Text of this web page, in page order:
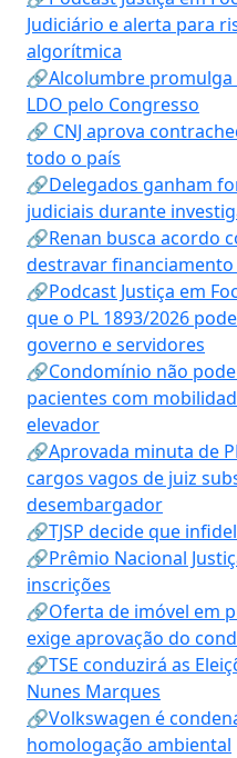
Judiciário e alerta para
algorítmica
🔗Alcolumbre
LDO pelo Congresso
🔗 CNJ aprova
todo o país
🔗Delegados ganham
judiciais durante
🔗Renan busca acordo
destravar
🔗Podcast Justiça em
que o PL 1893/2026
governo e servidores
🔗Condomínio não
pacientes com
elevador
🔗Aprovada minuta de
cargos vagos de juiz
desembargador
🔗TJSP decide que
🔗Prêmio Nacional
inscrições
🔗Oferta de imóvel em
exige aprovação do
🔗TSE conduzirá as
Nunes Marques
🔗Volkswagen é
homologação ambiental